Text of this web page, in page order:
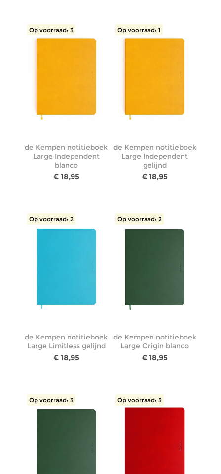
Op voorraad: 3
de Kempen notitieboek
Large Independent
blanco
€ 18,95
Op voorraad: 1
de Kempen notitieboek
Large Independent
gelijnd
€ 18,95
Op voorraad: 2
de Kempen notitieboek
Large Limitless gelijnd
€ 18,95
Op voorraad: 2
de Kempen notitieboek
Large Origin blanco
€ 18,95
Op voorraad: 3 Op voorraad: 3